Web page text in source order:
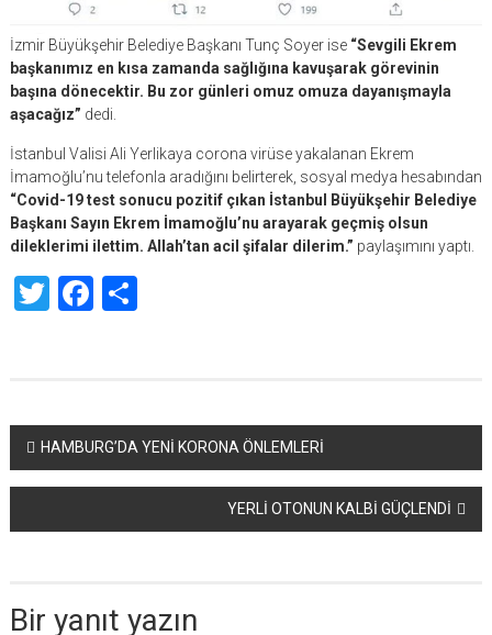
İzmir Büyükşehir Belediye Başkanı Tunç Soyer ise “Sevgili Ekrem
başkanımız en kısa zamanda sağlığına kavuşarak görevinin
başına dönecektir. Bu zor günleri omuz omuza dayanışmayla
aşacağız” dedi.
İstanbul Valisi Ali Yerlikaya corona virüse yakalanan Ekrem
İmamoğlu’nu telefonla aradığını belirterek, sosyal medya hesabından
“Covid-19 test sonucu pozitif çıkan İstanbul Büyükşehir Belediye
Başkanı Sayın Ekrem İmamoğlu’nu arayarak geçmiş olsun
dileklerimi ilettim. Allah’tan acil şifalar dilerim.” paylaşımını yaptı.
TwitterFacebook
Share
Yazı
dolaşımı
HAMBURG’DA YENİ KORONA ÖNLEMLERİ
YERLİ OTONUN KALBİ GÜÇLENDİ
Bir yanıt yazın